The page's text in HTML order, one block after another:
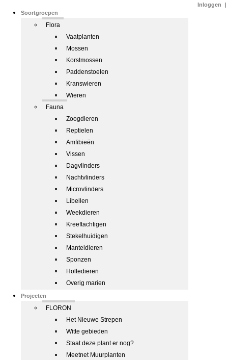
Soortgroepen
Flora
Vaatplanten
Mossen
Korstmossen
Paddenstoelen
Kranswieren
Wieren
Fauna
Zoogdieren
Reptielen
Amfibieën
Vissen
Dagvlinders
Nachtvlinders
Microvlinders
Libellen
Weekdieren
Kreeftachtigen
Stekelhuidigen
Manteldieren
Sponzen
Holtedieren
Overig marien
Projecten
FLORON
Het Nieuwe Strepen
Witte gebieden
Staat deze plant er nog?
Meetnet Muurplanten
Inloggen |